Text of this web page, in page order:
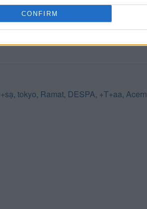
CONFIRM
, tokyo, Ramat, DESPA, +T+aa, Acern